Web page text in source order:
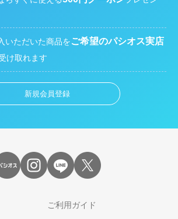
いただいた商品をご希望のパシオス実店
け取れます
新規会員登録
ご利用ガイド